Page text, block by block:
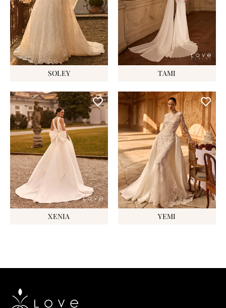
SOLEY TAMI
XENIA YEMI